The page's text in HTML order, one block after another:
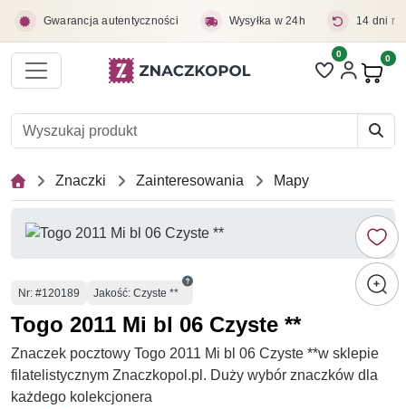
Gwarancja autentyczności Wysyłka w 24h 14 dni
Liczba pozycji
0 0
Znaczki Zainteresowania Mapy
Numer
Nr: #120189 Jakość: Czyste **
Togo 2011 Mi bl 06 Czyste **
Znaczek pocztowy Togo 2011 Mi bl 06 Czyste **w sklepie
filatelistycznym Znaczkopol.pl. Duży wybór znaczków dla
każdego kolekcjonera